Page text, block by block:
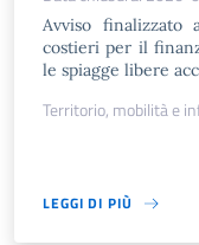
Avviso finalizzato
costieri per il
le spiagge libere
Territorio, mobilità e
LEGGI DI PIÙ